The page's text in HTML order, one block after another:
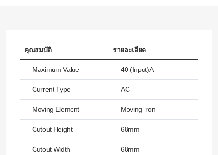
คุณสมบัติ รายละเอียด
Maximum Value 40 (Input)A
Current Type AC
Moving Element Moving Iron
Cutout Height 68mm
Cutout Width 68mm